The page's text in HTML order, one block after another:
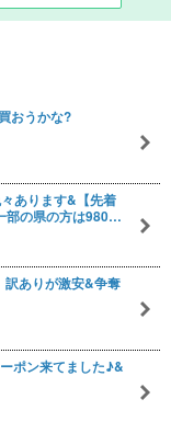
おうかな?
あります&【先着
部の県の方は980…
ありが激安&争奪
ポン来てました♪&